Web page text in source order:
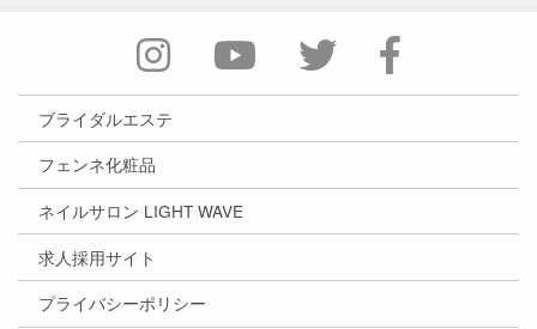
ブライダルエステ
フェンネ化粧品
ネイルサロン LIGHT WAVE
求人採用サイト
プライバシーポリシー